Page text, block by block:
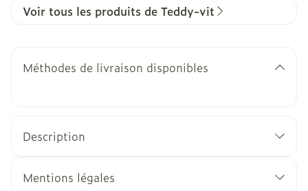
Voir tous les produits de Teddy-vit
Méthodes de livraison disponibles
Description
Mentions légales